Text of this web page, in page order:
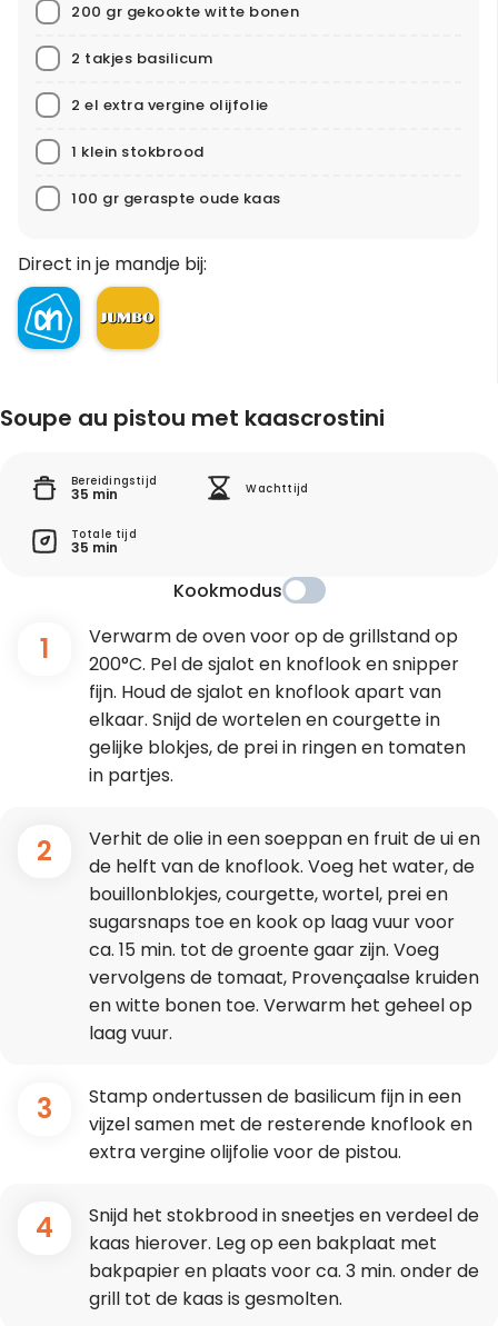
200 gr gekookte witte bonen
2 takjes basilicum
2 el extra vergine olijfolie
1 klein stokbrood
100 gr geraspte oude kaas
Direct in je mandje bij:
Soupe au pistou met kaascrostini
Bereidingstijd
35 min Wachttijd
Totale tijd
35 min
Kookmodus
1
Verwarm de oven voor op de grillstand op
200°C. Pel de sjalot en knoflook en snipper
fijn. Houd de sjalot en knoflook apart van
elkaar. Snijd de wortelen en courgette in
gelijke blokjes, de prei in ringen en tomaten
in partjes.
2
Verhit de olie in een soeppan en fruit de ui en
de helft van de knoflook. Voeg het water, de
bouillonblokjes, courgette, wortel, prei en
sugarsnaps toe en kook op laag vuur voor
ca. 15 min. tot de groente gaar zijn. Voeg
vervolgens de tomaat, Provençaalse kruiden
en witte bonen toe. Verwarm het geheel op
laag vuur.
3
Stamp ondertussen de basilicum fijn in een
vijzel samen met de resterende knoflook en
extra vergine olijfolie voor de pistou.
4
Snijd het stokbrood in sneetjes en verdeel de
kaas hierover. Leg op een bakplaat met
bakpapier en plaats voor ca. 3 min. onder de
grill tot de kaas is gesmolten.